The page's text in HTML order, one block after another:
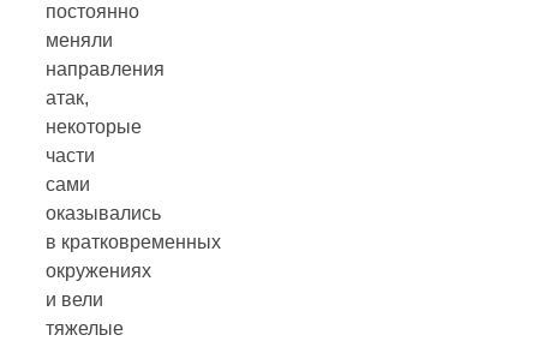
постоянно
меняли
направления
атак,
некоторые
части
сами
оказывались
в кратковременных
окружениях
и вели
тяжелые